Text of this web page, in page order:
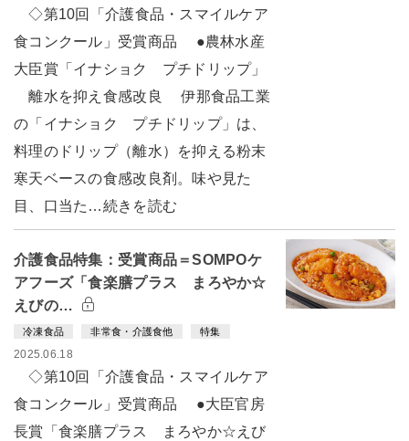
◇第10回「介護食品・スマイルケア
食コンクール」受賞商品 ●農林水産
大臣賞「イナショク プチドリップ」
離水を抑え食感改良 伊那食品工業
の「イナショク プチドリップ」は、
料理のドリップ（離水）を抑える粉末
寒天ベースの食感改良剤。味や見た
目、口当た…続きを読む
介護食品特集：受賞商品＝SOMPOケ
アフーズ「食楽膳プラス まろやか☆
えびの…
冷凍食品 非常食・介護食他 特集
2025.06.18
◇第10回「介護食品・スマイルケア
食コンクール」受賞商品 ●大臣官房
長賞「食楽膳プラス まろやか☆えび